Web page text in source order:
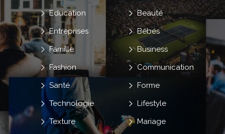
Beauté
Bébés
Business
Communication
Education
Entreprises
Famille
Fashion
Forme
Lifestyle
Mariage
Santé
Technologie
Texture